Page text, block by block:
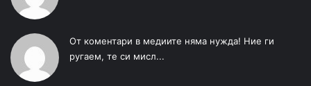
От коментари в медиите няма нужда! Ние ги
ругаем, те си мисл...